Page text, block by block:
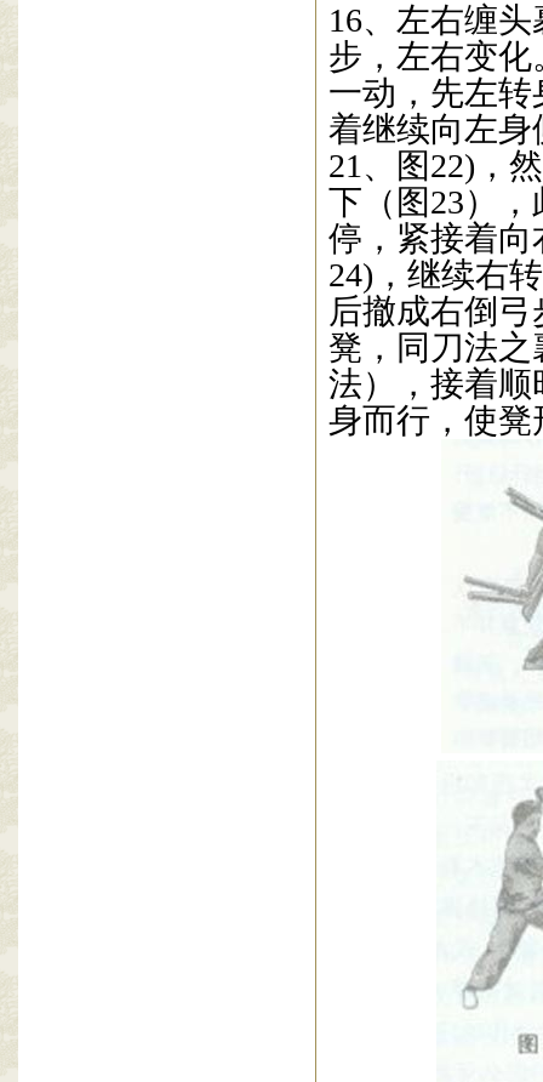
16、左右缠
步，左右变
一动，先左
着继续向左
21 、图22) ，
下（图23）
停，紧接着
24) ，继续右
后撤成右倒
凳，同刀法
法），接着
身而行，使